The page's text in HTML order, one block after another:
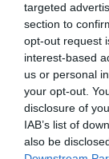
targeted
section to
opt-out request
interest-based
us or personal
your opt-out.
disclosure of
IAB’s list of
also be
Lähde:Bored